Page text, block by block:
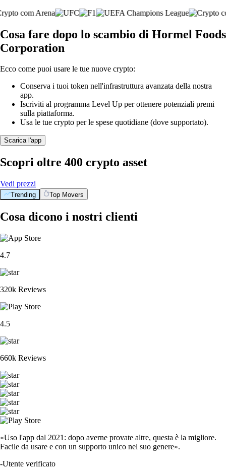
Cosa fare dopo lo scambio di Hormel Foods
Corporation
Ecco come puoi usare le tue nuove crypto:
Conserva i tuoi token nell'infrastruttura avanzata della nostra
app.
Iscriviti al programma Level Up per ottenere potenziali premi
sulla piattaforma.
Usa le tue crypto per le spese quotidiane (dove supportato).
Scarica l'app
Scopri oltre 400 crypto asset
Vedi prezzi
Trending Top Movers
Cosa dicono i nostri clienti
4.7
320k Reviews
4.5
660k Reviews
«Uso l'app dal 2021: dopo averne provate altre, questa è la migliore.
Facile da usare e con un supporto unico nel suo genere».
-Utente verificato